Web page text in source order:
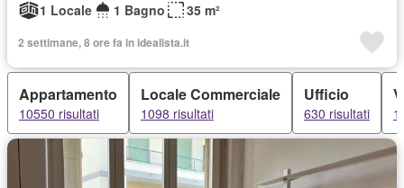
1 Locale
1 Bagno 35 m²
2 settimane, 8 ore fa in idealista.it
Appartamento
10550 risultati
Locale Commerciale
1098 risultati
Ufficio
630 risultati